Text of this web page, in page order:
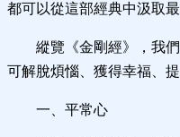
都可以從這部經典中汲取
縱覽《金剛經》，我
可解脫煩惱、獲得幸福、提
一、平常心